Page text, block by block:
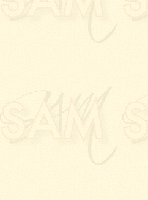
à la
Capitole
,
ventes
à la